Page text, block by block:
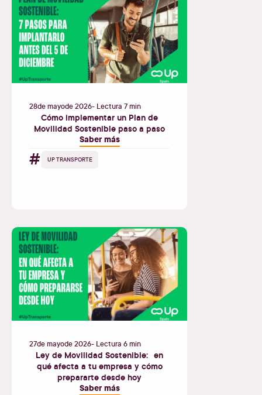
28demayode2026- Lectura 7 min
Cómo implementar un Plan de
Movilidad Sostenible paso a paso
Saber más
# UP TRANSPORTE
27demayode2026- Lectura 6 min
Ley de Movilidad Sostenible: en
qué afecta a tu empresa y cómo
prepararte desde hoy
Saber más